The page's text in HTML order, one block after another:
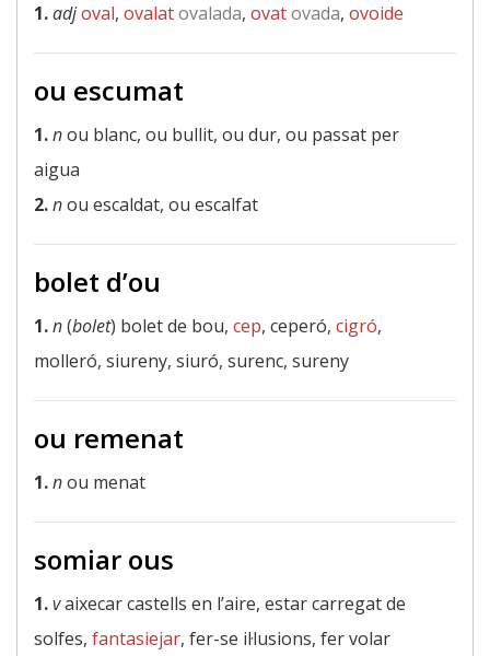
1.adjoval, ovalatovalada, ovatovada, ovoide
ou escumat
1.nou blanc, ou bullit, ou dur, ou passat per
aigua
2.nou escaldat, ou escalfat
bolet d’ou
1.n(bolet) bolet de bou, cep, ceperó, cigró,
molleró, siureny, siuró, surenc, sureny
ou remenat
1.nou menat
somiar ous
1.vaixecar castells en l’aire, estar carregat de
solfes, fantasiejar, fer-se il·lusions, fer volar